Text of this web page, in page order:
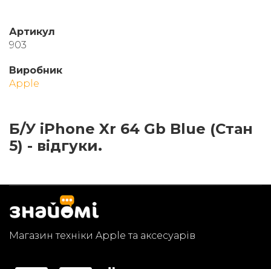
Артикул
903
Виробник
Apple
Б/У iPhone Xr 64 Gb Blue (Стан
5) - відгуки.
Магазин техніки Apple та аксесуарів